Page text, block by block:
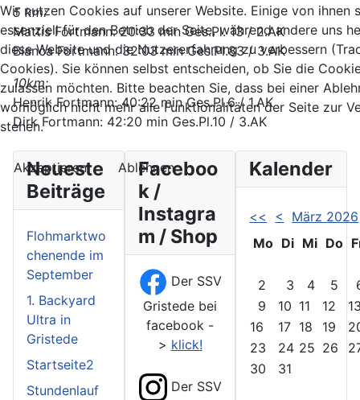
5 km:
Mattis Fortmann: 20:33 min Ges.Pl. 13 / 2.AK
Bianca Fortmann: 32:03 min Ges.Pl.83 / 3.AK
10km:
Henrik Fortmann: 40:22 min Ges.Pl.6 / 1.AK
Dirk Fortmann: 42:20 min Ges.Pl.10 / 3.AK
Neueste
Beiträge
Flohmarktwo
chenende im
September
1. Backyard
Ultra in
Gristede
Startseite2
Stundenlauf
Faceboo
k /
Instagra
m / Shop
Der SSV
Gristede bei
facebook -
> klick!
Der SSV
Kalender
<< <
März 2026
Mo Di Mi Do
2 3 4 5
9
10 11 12
16
17 18 19
23
24 25 26
30
31
Wir nutzen Cookies auf unserer Website. Einige von ihnen
essenziell für den Betrieb der Seite, während andere uns
diese Website und die Nutzererfahrung zu verbessern
Cookies). Sie können selbst entscheiden, ob Sie die
zulassen möchten. Bitte beachten Sie, dass bei einer
womöglich nicht mehr alle Funktionalitäten der Seite zur
stehen.
Akzeptieren Ablehnen